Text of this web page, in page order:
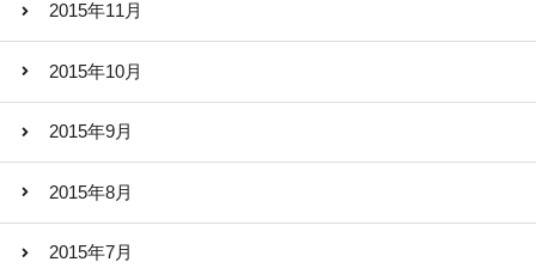
2015年11月
2015年10月
2015年9月
2015年8月
2015年7月